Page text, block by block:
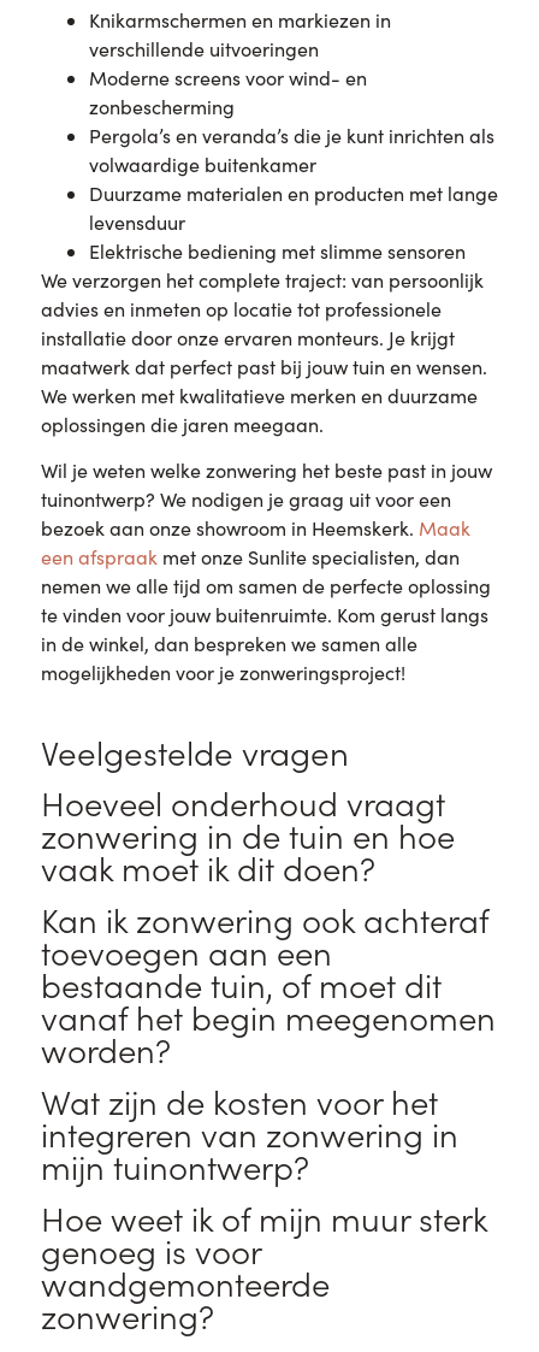
Knikarmschermen en markiezen in
verschillende uitvoeringen
Moderne screens voor wind- en
zonbescherming
Pergola’s en veranda’s die je kunt inrichten als
volwaardige buitenkamer
Duurzame materialen en producten met lange
levensduur
Elektrische bediening met slimme sensoren
We verzorgen het complete traject: van persoonlijk
advies en inmeten op locatie tot professionele
installatie door onze ervaren monteurs. Je krijgt
maatwerk dat perfect past bij jouw tuin en wensen.
We werken met kwalitatieve merken en duurzame
oplossingen die jaren meegaan.
Wil je weten welke zonwering het beste past in jouw
tuinontwerp? We nodigen je graag uit voor een
bezoek aan onze showroom in Heemskerk. Maak
een afspraakmet onze Sunlite specialisten, dan
nemen we alle tijd om samen de perfecte oplossing
te vinden voor jouw buitenruimte. Kom gerust langs
in de winkel, dan bespreken we samen alle
mogelijkheden voor je zonweringsproject!
Veelgestelde vragen
Hoeveel onderhoud vraagt
zonwering in de tuin en hoe
vaak moet ik dit doen?
Kan ik zonwering ook achteraf
toevoegen aan een
bestaande tuin, of moet dit
vanaf het begin meegenomen
worden?
Wat zijn de kosten voor het
integreren van zonwering in
mijn tuinontwerp?
Hoe weet ik of mijn muur sterk
genoeg is voor
wandgemonteerde
zonwering?